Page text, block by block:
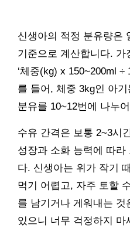
신생아의 적정 분유량은
기준으로 계산합니다.
‘체중(kg) x 150~200ml ÷
를 들어, 체중 3kg인 아
분유를 10~12번에 나누
수유 간격은 보통 2~3시
성장과 소화 능력에 따라
다. 신생아는 위가 작기
먹기 어렵고, 자주 토할
를 남기거나 게워내는
있으니 너무 걱정하지 마